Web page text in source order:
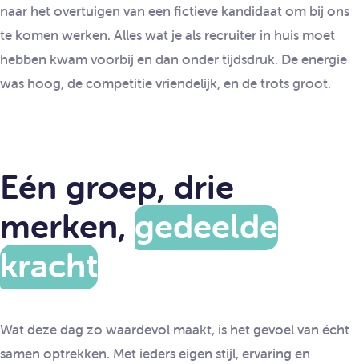
naar het overtuigen van een fictieve kandidaat om bij ons
te komen werken. Alles wat je als recruiter in huis moet
hebben kwam voorbij en dan onder tijdsdruk. De energie
was hoog, de competitie vriendelijk, en de trots groot.
Eén groep, drie
merken, gedeelde
kracht
Wat deze dag zo waardevol maakt, is het gevoel van écht
samen optrekken. Met ieders eigen stijl, ervaring en